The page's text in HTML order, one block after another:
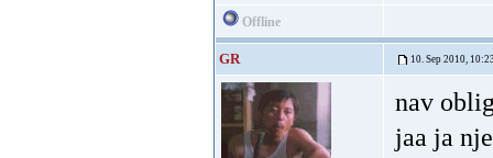
Offline
GR 10. Sep 2010,
nav
jaa ja